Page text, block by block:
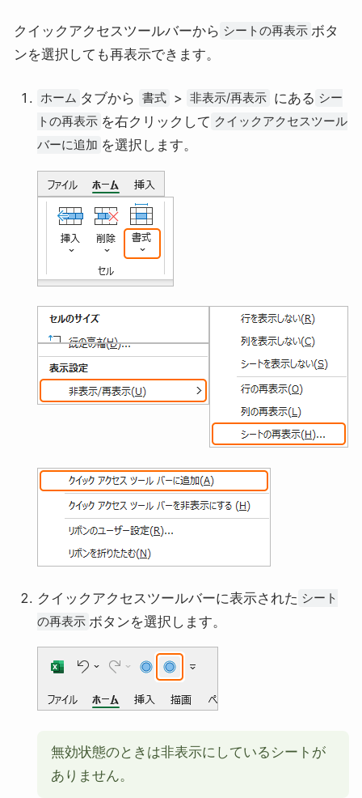
クイックアクセスツールバーから シートの再表示 ボタ
ンを選択しても再表示できます。
ホーム タブから 書式 > 非表示/再表示 にある シー
トの再表示 を右クリックして クイックアクセスツール
バーに追加 を選択します。
クイックアクセスツールバーに表示された シート
の再表示 ボタンを選択します。
無効状態のときは非表示にしているシートが
ありません。